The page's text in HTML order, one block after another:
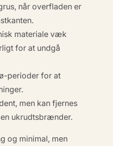
når overfladen er
materiale væk
for at undgå
perioder for at
men kan fjernes
ukrudtsbrænder.
og minimal, men